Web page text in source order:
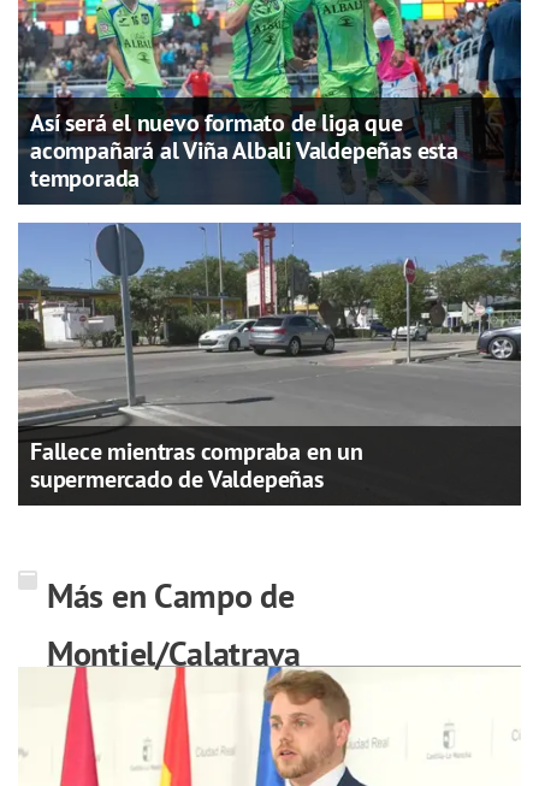
Así será el nuevo formato de liga que
acompañará al Viña Albali Valdepeñas esta
temporada
Fallece mientras compraba en un
supermercado de Valdepeñas
Más en Campo de
Montiel/Calatrava